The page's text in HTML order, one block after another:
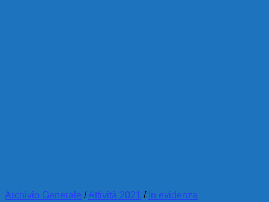
Archivio Generale /Attività 2021 / In evidenza